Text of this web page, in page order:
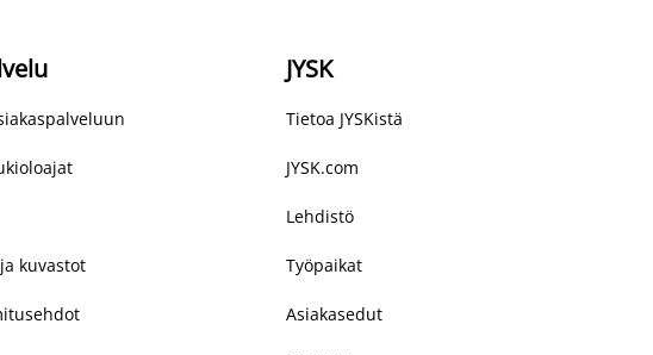
kuvastot
JYSK
Tietoa JYSKistä
JYSK.com
Lehdistö
Työpaikat
Asiakasedut